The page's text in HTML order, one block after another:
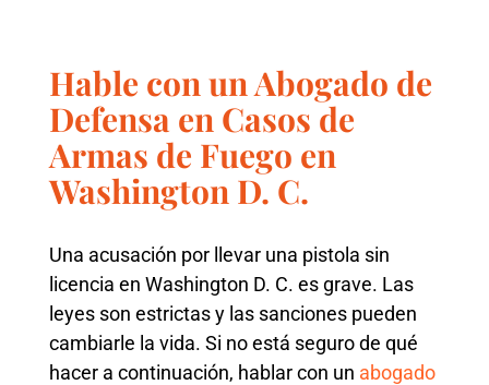
Hable con un Abogado de
Defensa en Casos de
Armas de Fuego en
Washington D. C.
Una acusación por llevar una pistola sin
licencia en Washington D. C. es grave. Las
leyes son estrictas y las sanciones pueden
cambiarle la vida. Si no está seguro de qué
hacer a continuación, hablar con un abogado